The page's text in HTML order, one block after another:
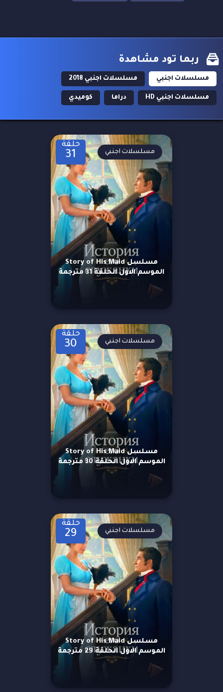
ربما تود مشاهدة
مسلسلات اجنبي مسلسلات اجنبي 2018
مسلسلات اجنبي HD دراما كوميدي
حلقة
31
مسلسل Story of His Maid
الموسم الاول الحلقة 31 مترجمة
مسلسلات اجنبي
حلقة
30
مسلسل Story of His Maid
الموسم الاول الحلقة 30 مترجمة
مسلسلات اجنبي
حلقة
29
مسلسل Story of His Maid
الموسم الاول الحلقة 29 مترجمة
مسلسلات اجنبي